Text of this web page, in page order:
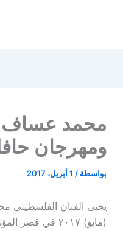
محمد عساف
ومهرجان
بواسطة / 1 أبريل، 2017
(مايو) ٢٠١٧ في